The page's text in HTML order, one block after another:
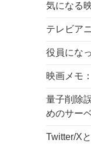
気になる
テレビア
役員にな
映画メモ
量子削除
めのサー
Twitter/X